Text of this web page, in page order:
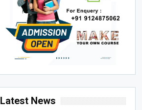
Latest News